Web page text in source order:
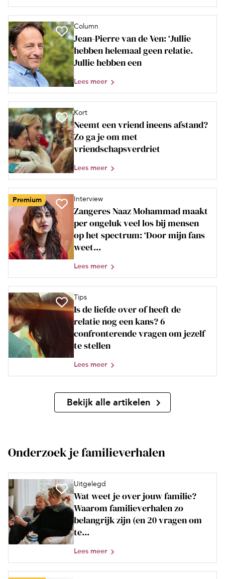
Column
Jean-Pierre van de Ven: ‘Jullie
hebben helemaal geen relatie.
Jullie hebben een
Lees meer
Kort
Neemt een vriend ineens afstand?
Zo ga je om met
vriendschapsverdriet
Lees meer
Premium Interview
Zangeres Naaz Mohammad maakt
per ongeluk veel los bij mensen
op het spectrum: ‘Door mijn fans
weet...
Lees meer
Tips
Is de liefde over of heeft de
relatie nog een kans? 6
confronterende vragen om jezelf
te stellen
Lees meer
Bekijk alle artikelen
Onderzoek je familieverhalen
Uitgelegd
Wat weet je over jouw familie?
Waarom familieverhalen zo
belangrijk zijn (en 20 vragen om
te...
Lees meer